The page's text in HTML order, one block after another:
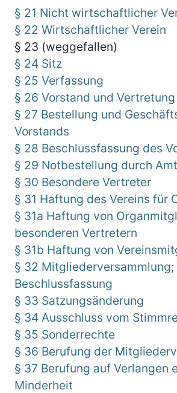
§ 21 Nicht wirtschaftlicher
§ 22 Wirtschaftlicher Verein
§ 23 (weggefallen)
§ 24 Sitz
§ 25 Verfassung
§ 26 Vorstand und Vertretung
§ 27 Bestellung und
Vorstands
§ 28 Beschlussfassung des
§ 29 Notbestellung durch
§ 30 Besondere Vertreter
§ 31 Haftung des Vereins für
§ 31a Haftung von
besonderen Vertretern
§ 31b Haftung von
§ 32 Mitgliederversammlung;
Beschlussfassung
§ 33 Satzungsänderung
§ 34 Ausschluss vom
§ 35 Sonderrechte
§ 36 Berufung der
§ 37 Berufung auf Verlangen
Minderheit